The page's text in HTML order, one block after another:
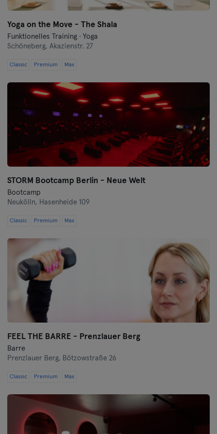
Yoga on the Move - The Shala
Funktionelles Training · Yoga
Schöneberg, Akazienstr. 27
Classic Premium Max
STORM Bootcamp Berlin - Neue Welt
Bootcamp
Neukölln, Hasenheide 109
Classic Premium Max
FEEL THE BARRE - Prenzlauer Berg
Barre
Prenzlauer Berg, Bötzowstraße 26
Classic Premium Max